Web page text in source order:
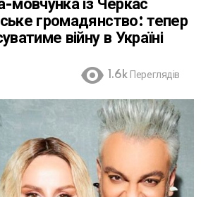
мовчунка із Черкас
громадянство: тепер
війну в Україні
1.6k Переглядів